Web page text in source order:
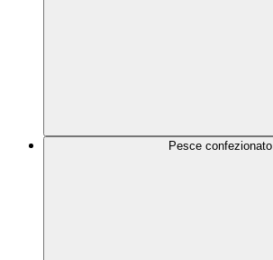
Pesce confezionato